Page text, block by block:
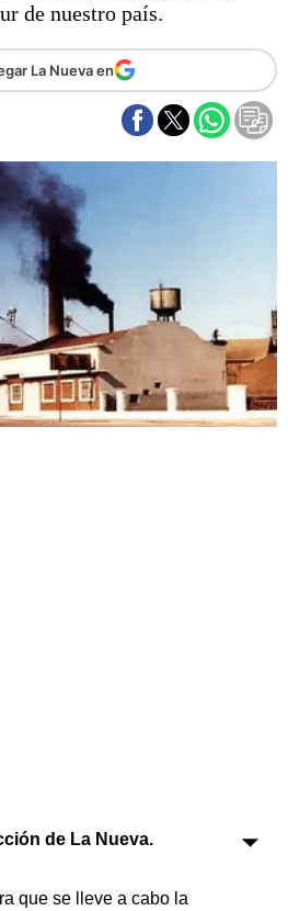
Básquetbol
Fútbol
Federal A
Economía y finanzas
Con el campo
Espacio empresas
Sociedad
Tecnología
Turismo
Salud
Es viral
de nuestro país.
La Nueva en
de La Nueva.
que se lleve a cabo la